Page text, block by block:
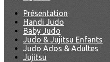
Présentation
Handi Judo
Baby Judo
Judo & Jujitsu Enfants
Judo Ados & Adultes
Jujitsu